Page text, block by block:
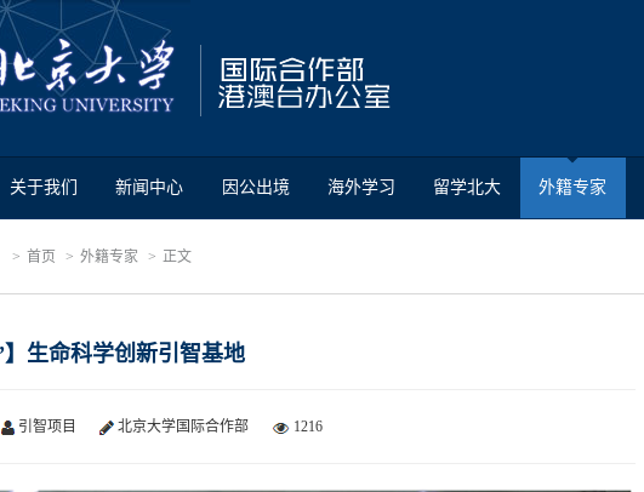
关于我们 新闻中心 因公出境 海外学习 留学北大 外籍专家
首页 外籍专家 正文
】生命科学创新引智基地
引智项目 北京大学国际合作部 1216